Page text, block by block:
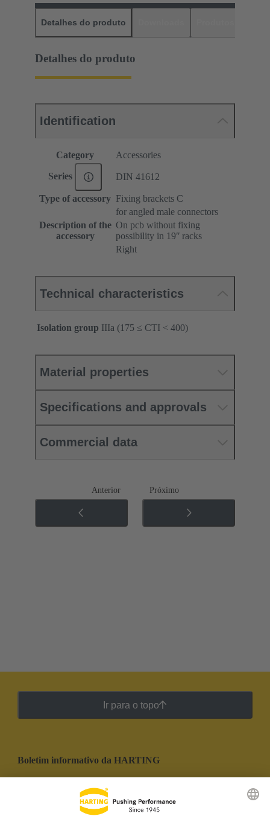
Detalhes do produto
Detalhes do produto
Identification
Category Accessories
Series DIN 41612
Type of accessory Fixing brackets C
Description of the
accessory
for angled male connectors
On pcb without fixing
possibility in 19ʺ racks
Right
Technical characteristics
Isolation group IIIa (175 ≤ CTI < 400)
Material properties
Specifications and approvals
Commercial data
Anterior Próximo
Ir para o topo
Boletim informativo da HARTING